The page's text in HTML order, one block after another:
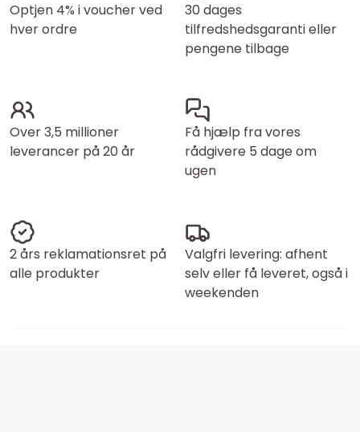
Optjen 4% i voucher ved
hver ordre
30 dages
tilfredshedsgaranti eller
pengene tilbage
Over 3,5 millioner
leverancer på 20 år
Få hjælp fra vores
rådgivere 5 dage om
ugen
2 års reklamationsret på
alle produkter
Valgfri levering: afhent
selv eller få leveret, også i
weekenden